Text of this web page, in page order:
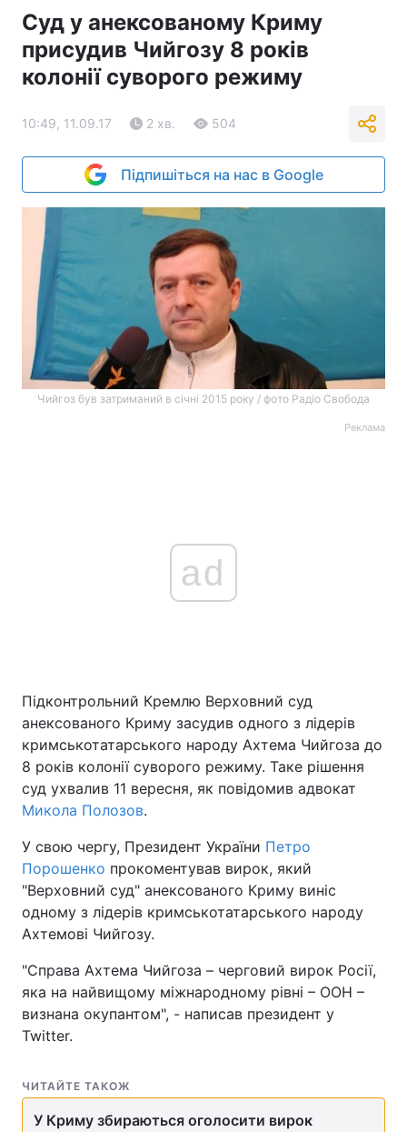
Суд у анексованому Криму
присудив Чийгозу 8 років
колонії суворого режиму
10:49, 11.09.17 2 хв. 504
Підпишіться на нас в Google
Чийгоз був затриманий в січні 2015 року / фото Радіо Свобода
Реклама
ad
Підконтрольний Кремлю Верховний суд
анексованого Криму засудив одного з лідерів
кримськотатарського народу Ахтема Чийгоза до
8 років колонії суворого режиму. Таке рішення
суд ухвалив 11 вересня, як повідомив адвокат
Микола Полозов.
У свою чергу, Президент України Петро
Порошенко прокоментував вирок, який
"Верховний суд" анексованого Криму виніс
одному з лідерів кримськотатарського народу
Ахтемові Чийгозу.
"Справа Ахтема Чийгоза – черговий вирок Росії,
яка на найвищому міжнародному рівні – ООН –
визнана окупантом", - написав президент у
Twitter.
ЧИТАЙТЕ ТАКОЖ
У Криму збираються оголосити вирок